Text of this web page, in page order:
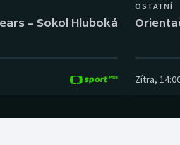
– Sokol Hluboká
OSTATNÍ
Zítra,